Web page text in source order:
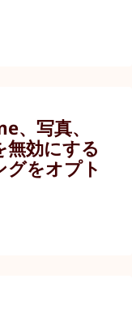
写真、
効にする
をオプト